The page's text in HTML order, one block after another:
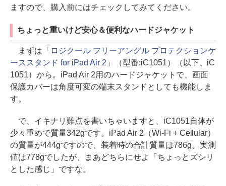
ますので、購入前にはチェックしてみてください。
ちょっと重いけど安心＆便利なハードジャケット
まずは「 ロジクール フリーアングル プロテクションケ
ーススタンド for iPad Air 2 」（型番:iC1051）（以下、iC
1051）から。iPad Air 2用のハードジャケットで、画面
保護カバーは角度可変の端末スタンドとしても機能しま
す。
で、イキナリ難点を書いちゃいますと、iC1051自体が
少々重めで質量342gです。iPad Air 2（Wi-Fi + Cellular）
の質量が444gですので、装着時の合計質量は786g。実測
値は778gでしたが、まあどちらにせよ「ちょっとズシリ
とした感じ」ですな。